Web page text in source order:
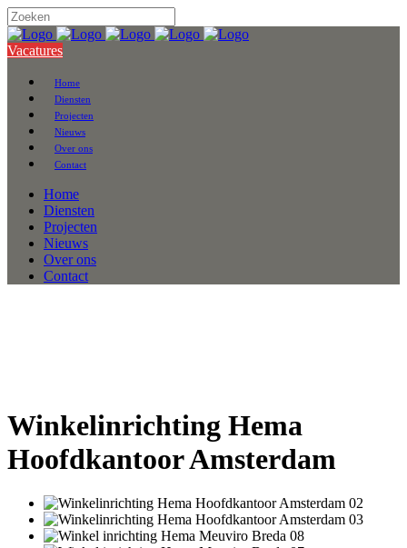
Vacatures
Home
Diensten
Projecten
Nieuws
Over ons
Contact
Home
Diensten
Projecten
Nieuws
Over ons
Contact
Winkelinrichting Hema
Hoofdkantoor Amsterdam